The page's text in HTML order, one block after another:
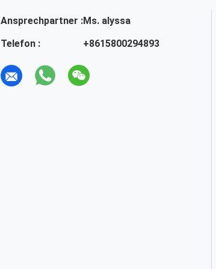
Ansprechpartner :Ms. alyssa
Telefon :
+8615800294893